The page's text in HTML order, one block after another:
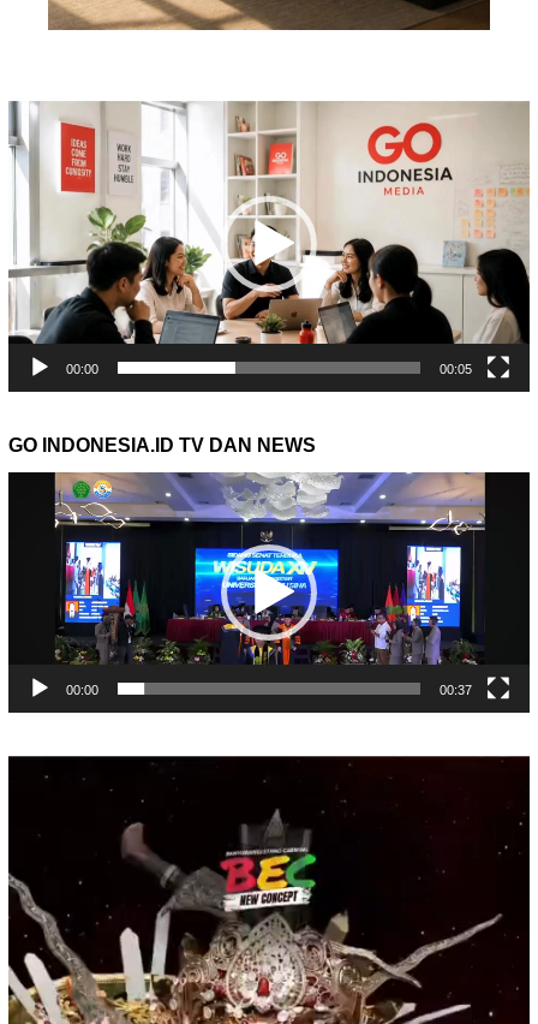
Pemutar
Video
00:00 00:05
GO INDONESIA.ID TV DAN NEWS
Pemutar
00:00 00:37